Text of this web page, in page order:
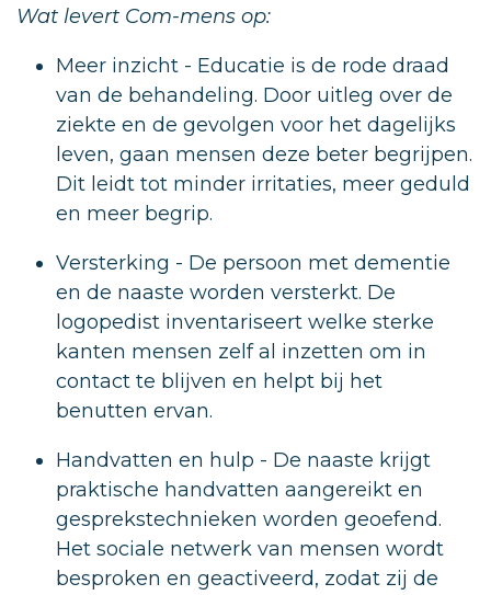
Wat levert Com-mens op:
Meer inzicht - Educatie is de rode draad
van de behandeling. Door uitleg over de
ziekte en de gevolgen voor het dagelijks
leven, gaan mensen deze beter begrijpen.
Dit leidt tot minder irritaties, meer geduld
en meer begrip.
Versterking - De persoon met dementie
en de naaste worden versterkt. De
logopedist inventariseert welke sterke
kanten mensen zelf al inzetten om in
contact te blijven en helpt bij het
benutten ervan.
Handvatten en hulp - De naaste krijgt
praktische handvatten aangereikt en
gesprekstechnieken worden geoefend.
Het sociale netwerk van mensen wordt
besproken en geactiveerd, zodat zij de